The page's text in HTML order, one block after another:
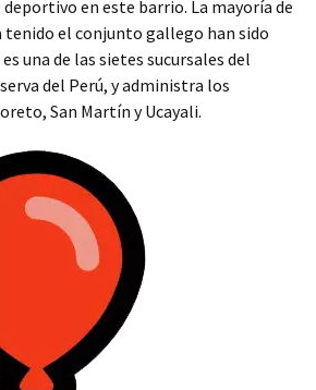
en este barrio. La mayoría de
tenido el conjunto gallego han sido
una de las sietes sucursales del
del Perú, y administra los
San Martín y Ucayali.